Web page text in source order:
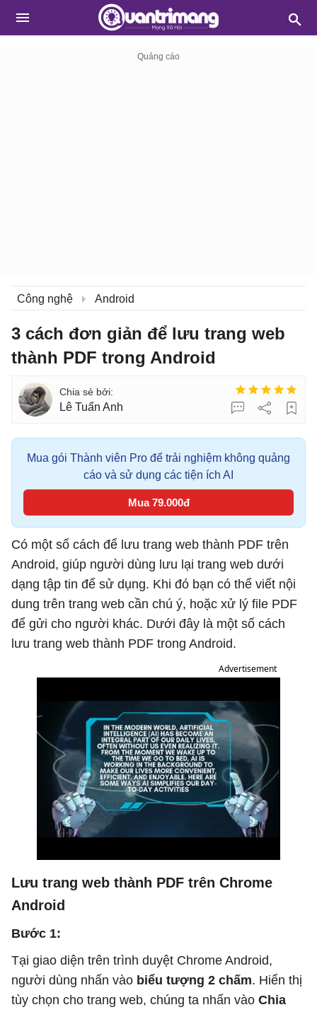
Công nghệ Android
3 cách đơn giản để lưu trang web
thành PDF trong Android
Lê Tuấn Anh
Mua gói Thành viên Pro để trải nghiệm không quảng
cáo và sử dụng các tiện ích AI
Mua 79.000đ
Có một số cách để lưu trang web thành PDF trên
Android, giúp người dùng lưu lại trang web dưới
dạng tập tin để sử dụng. Khi đó bạn có thể viết nội
dung trên trang web cần chú ý, hoặc xử lý file PDF
để gửi cho người khác. Dưới đây là một số cách
lưu trang web thành PDF trong Android.
Advertisement
Lưu trang web thành PDF trên Chrome
Android
Bước 1:
Tại giao diện trên trình duyệt Chrome Android,
người dùng nhấn vào biểu tượng 2 chấm. Hiển thị
tùy chọn cho trang web, chúng ta nhấn vào Chia